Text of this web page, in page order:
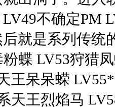
不确定PM
就是系列传统
蝶 LV53狩猎
王呆呆蝾
天王烈焰马